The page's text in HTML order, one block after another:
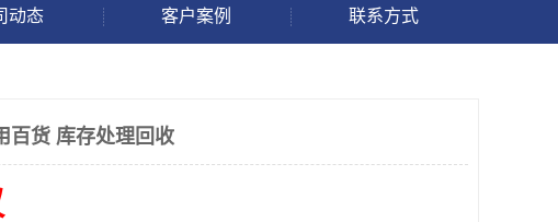
动态 客户案例 联系方式
百货 库存处理回收